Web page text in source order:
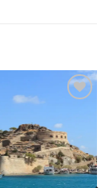
Add to
Wishlist